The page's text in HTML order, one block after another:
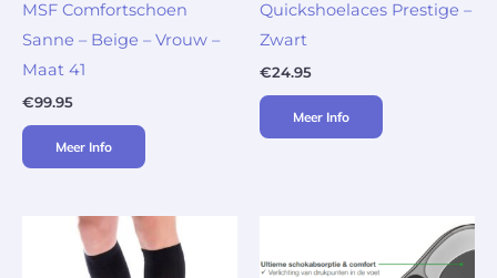
MSF Comfortschoen
Sanne – Beige – Vrouw –
Maat 41
€99.95
Meer Info
Quickshoelaces Prestige –
Zwart
€24.95
Meer Info